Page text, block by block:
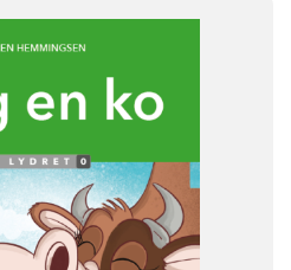
3. klasse